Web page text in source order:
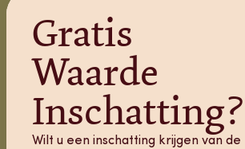
Gratis
Waarde
Inschatting?
Wilt u een inschatting krijgen van de